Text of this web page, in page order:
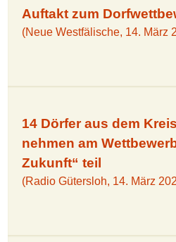
Auftakt zum
(Neue Westfälische, 14. März
14 Dörfer aus dem
nehmen am
Zukunft“ teil
(Radio Gütersloh, 14. März